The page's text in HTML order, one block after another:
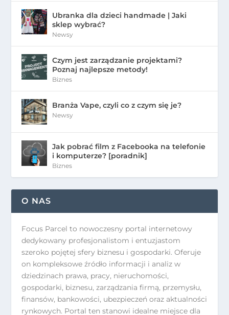
Ubranka dla dzieci handmade | Jaki
sklep wybrać?
Newsy
Czym jest zarządzanie projektami?
Poznaj najlepsze metody!
Biznes
Branża Vape, czyli co z czym się je?
Newsy
Jak pobrać film z Facebooka na telefonie
i komputerze? [poradnik]
Biznes
O NAS
Focus Parcel to nowoczesny portal internetowy
dedykowany profesjonalistom i entuzjastom
szeroko pojętej sfery biznesu i gospodarki. Oferuje
on kompleksowe źródło informacji i analiz w
dziedzinach prawa, pracy, nieruchomości,
gospodarki, biznesu, zarządzania firmą, przemysłu,
finansów, bankowości, ubezpieczeń oraz aktualności
rynkowych. Portal ten stanowi idealne miejsce dla